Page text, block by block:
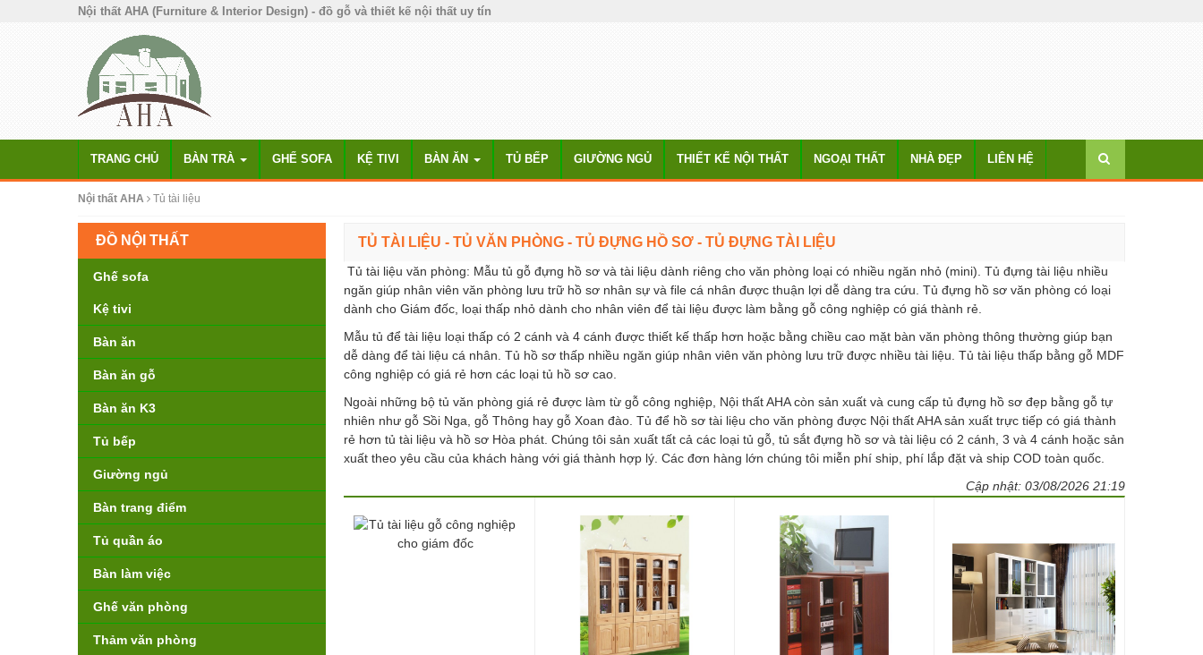
Nội thất AHA (Furniture & Interior Design) - đồ gỗ và thiết kế nội thất uy tín
TRANG CHỦ BÀN TRÀ GHẾ SOFA KỆ TIVI BÀN ĂN TỦ BẾP GIƯỜNG NGỦ THIẾT KẾ NỘI THẤT NGOẠI THẤT NHÀ ĐẸP LIÊN HỆ
Nội thất AHA Tủ tài liệu
TỦ TÀI LIỆU - TỦ VĂN PHÒNG - TỦ ĐỰNG HỒ SƠ - TỦ ĐỰNG TÀI LIỆU
Tủ tài liệu văn phòng: Mẫu tủ gỗ đựng hồ sơ và tài liệu dành riêng cho văn phòng loại có nhiều ngăn nhỏ (mini). Tủ đựng tài liệu nhiều
ngăn giúp nhân viên văn phòng lưu trữ hồ sơ nhân sự và file cá nhân được thuận lợi dễ dàng tra cứu. Tủ đựng hồ sơ văn phòng có loại
dành cho Giám đốc, loại thấp nhỏ dành cho nhân viên để tài liệu được làm bằng gỗ công nghiệp có giá thành rẻ.
Mẫu tủ để tài liệu loại thấp có 2 cánh và 4 cánh được thiết kế thấp hơn hoặc bằng chiều cao mặt bàn văn phòng thông thường giúp bạn
dễ dàng để tài liệu cá nhân. Tủ hồ sơ thấp nhiều ngăn giúp nhân viên văn phòng lưu trữ được nhiều tài liệu. Tủ tài liệu thấp bằng gỗ MDF
công nghiệp có giá rẻ hơn các loại tủ hồ sơ cao.
Ngoài những bộ tủ văn phòng giá rẻ được làm từ gỗ công nghiệp, Nội thất AHA còn sản xuất và cung cấp tủ đựng hồ sơ đẹp bằng gỗ tự
nhiên như gỗ Sồi Nga, gỗ Thông hay gỗ Xoan đào. Tủ để hồ sơ tài liệu cho văn phòng được Nội thất AHA sản xuất trực tiếp có giá thành
rẻ hơn tủ tài liệu và hồ sơ Hòa phát. Chúng tôi sản xuất tất cả các loại tủ gỗ, tủ sắt đựng hồ sơ và tài liệu có 2 cánh, 3 và 4 cánh hoặc sản
xuất theo yêu cầu của khách hàng với giá thành hợp lý. Các đơn hàng lớn chúng tôi miễn phí ship, phí lắp đặt và ship COD toàn quốc.
Cập nhật: 03/08/2026 21:19
ĐỒ NỘI THẤT
Ghế sofa
Kệ tivi
Bàn ăn
Bàn ăn gỗ
Bàn ăn K3
Tủ bếp
Giường ngủ
Bàn trang điểm
Tủ quần áo
Bàn làm việc
Ghế văn phòng
Thảm văn phòng